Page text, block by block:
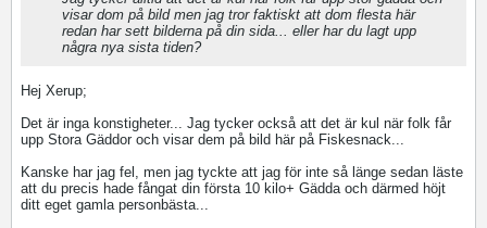
visar dom på bild men jag tror faktiskt att dom flesta här
redan har sett bilderna på din sida... eller har du lagt upp
några nya sista tiden?
Hej Xerup;
Det är inga konstigheter... Jag tycker också att det är kul när folk får
upp Stora Gäddor och visar dem på bild här på Fiskesnack...
Kanske har jag fel, men jag tyckte att jag för inte så länge sedan läste
att du precis hade fångat din första 10 kilo+ Gädda och därmed höjt
ditt eget gamla personbästa...